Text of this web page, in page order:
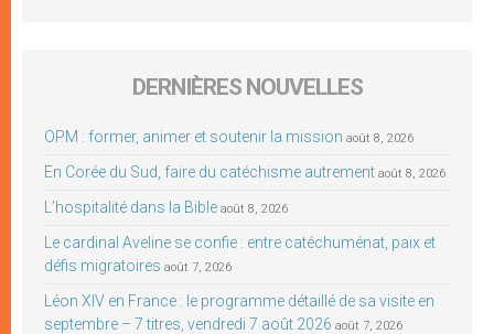
DERNIÈRES NOUVELLES
OPM : former, animer et soutenir la mission août 8, 2026
En Corée du Sud, faire du catéchisme autrement août 8, 2026
L’hospitalité dans la Bible août 8, 2026
Le cardinal Aveline se confie : entre catéchuménat, paix et
défis migratoires août 7, 2026
Léon XIV en France : le programme détaillé de sa visite en
septembre – 7 titres, vendredi 7 août 2026 août 7, 2026